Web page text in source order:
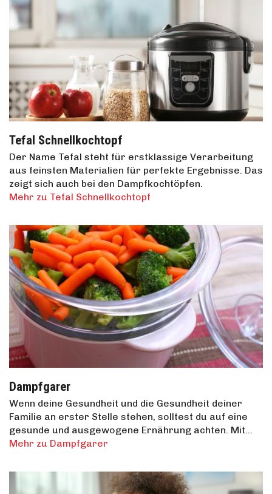
Tefal Schnellkochtopf
Der Name Tefal steht für erstklassige Verarbeitung
aus feinsten Materialien für perfekte Ergebnisse. Das
zeigt sich auch bei den Dampfkochtöpfen.
Mehr zu Tefal Schnellkochtopf
Dampfgarer
Wenn deine Gesundheit und die Gesundheit deiner
Familie an erster Stelle stehen, solltest du auf eine
gesunde und ausgewogene Ernährung achten. Mit…
Mehr zu Dampfgarer